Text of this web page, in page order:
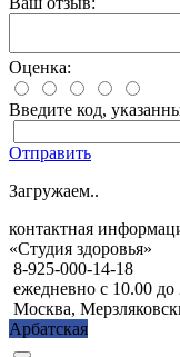
Оценка:
Введите код,
Отправить
Загружаем..
контактная
«Студия здоровья»
8-925-000-14-18
ежедневно с 10.00 до
Москва,
Арбатская